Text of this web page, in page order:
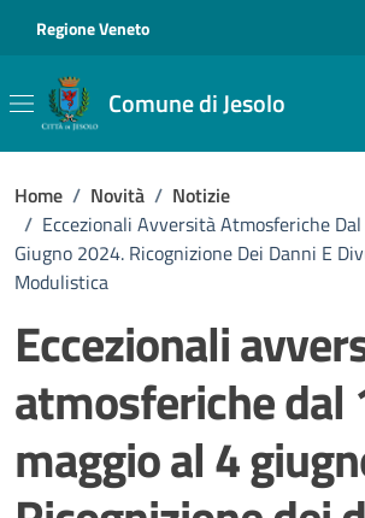
Regione Veneto
Comune di Jesolo
Home / Novità / Notizie
/ Eccezionali Avversità Atmosferiche
Giugno 2024. Ricognizione Dei Danni E
Modulistica
Eccezionali
atmosferiche dal
maggio al 4